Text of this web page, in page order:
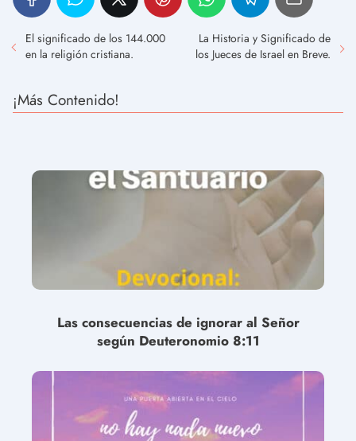
El significado de los 144.000
en la religión cristiana.
La Historia y Significado de
los Jueces de Israel en Breve.
¡Más Contenido!
Las consecuencias de ignorar al Señor
según Deuteronomio 8:11